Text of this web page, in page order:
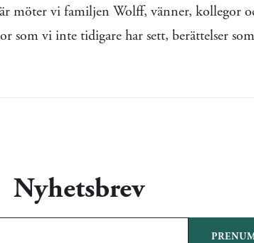
möter vi familjen Wolff, vänner, kollegor
som vi inte tidigare har sett, berättelser
Nyhetsbrev